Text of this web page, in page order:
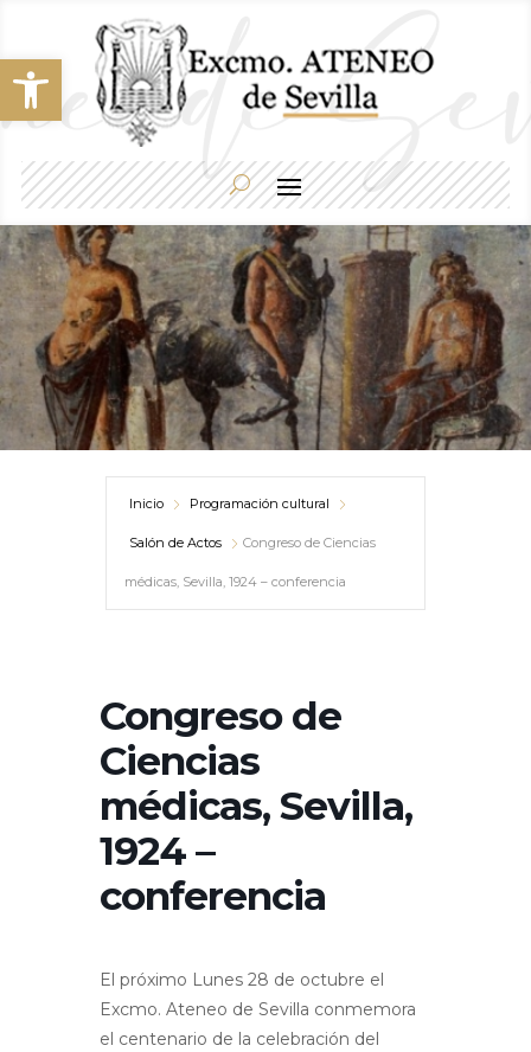
Abrir barra de herramientas
Inicio Programación cultural
Salón de Actos Congreso de Ciencias
médicas, Sevilla, 1924 – conferencia
Congreso de
Ciencias
médicas, Sevilla,
1924 –
conferencia
El próximo Lunes 28 de octubre el
Excmo. Ateneo de Sevilla conmemora
el centenario de la celebración del